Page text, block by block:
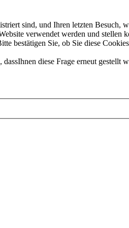
sind, und Ihren letzten Besuch,
verwendet werden und
bestätigen Sie, ob Sie diese
diese Frage erneut